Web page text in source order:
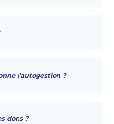
l’autogestion ?
dons ?